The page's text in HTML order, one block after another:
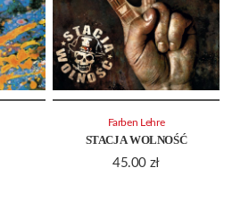
STACJA WOLNOŚĆ
45.00 zł
Farben Lehre